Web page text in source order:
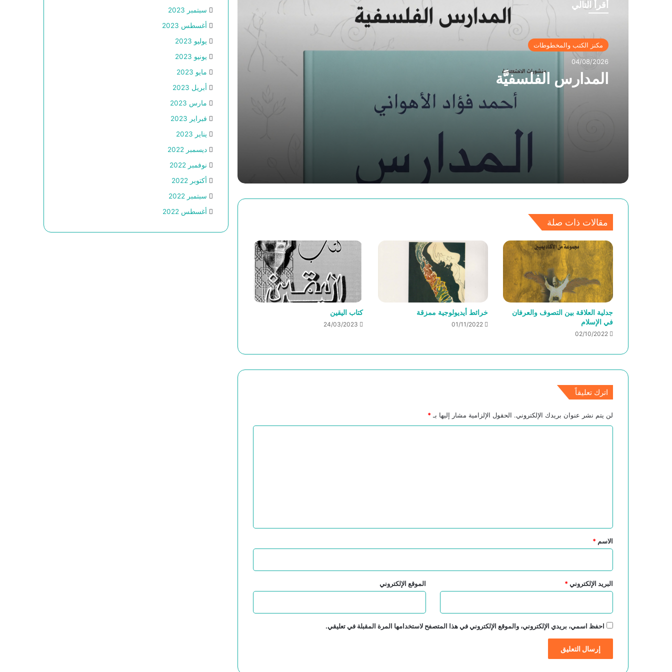
أقرأ التالي
مكنز الكتب والمخطوطات
04/08/2026
المدارس الفلسفيَّة
إيران .. دين وحضارة
استكتاب جماعي حول “الخطاب الصوفي في
أوجز السير لخير البشر
أزمة العالم الحديث – رينيه غينون
وحتى الان
مقالات ذات صلة
جدلية العلاقة بين التصوف والعرفان
في الإسلام
02/10/2022
خرائط أيديولوجية ممزقة
01/11/2022
كتاب اليقين
24/03/2023
اترك تعليقاً
لن يتم نشر عنوان بريدك الإلكتروني. الحقول الإلزامية مشار إليها بـ*
*
الاسم *
البريد الإلكتروني* الموقع الإلكتروني
احفظ اسمي، بريدي الإلكتروني، والموقع الإلكتروني في هذا المتصفح لاستخدامها المرة المقبلة في تعليقي.
سبتمبر 2023
أغسطس 2023
يوليو 2023
يونيو 2023
مايو 2023
أبريل 2023
مارس 2023
فبراير 2023
يناير 2023
ديسمبر 2022
نوفمبر 2022
أكتوبر 2022
سبتمبر 2022
أغسطس 2022